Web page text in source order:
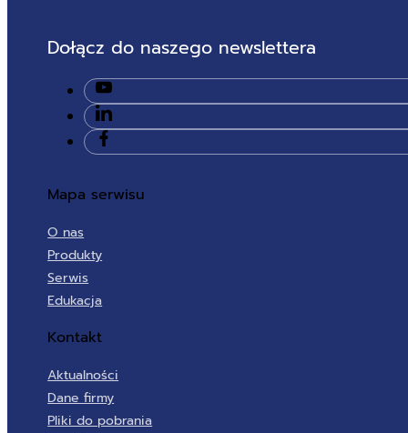
Dołącz do naszego newslettera
Mapa serwisu
O nas
Produkty
Serwis
Edukacja
Kontakt
Aktualności
Dane firmy
Pliki do pobrania